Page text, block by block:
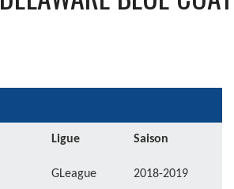
Ligue Saison
GLeague 2018-2019